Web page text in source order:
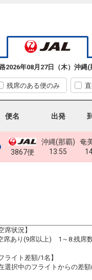
2026年08月27日（木） 沖縄(
残席のある便のみ
便名 出発
3867便
沖縄(那覇)
13:55
奄
席状況】
席あり(9席以上) 1～8:残席
ライト差額/1名】
選択中のフライトからの差額